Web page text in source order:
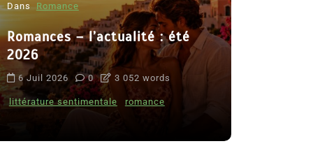
Dans Romance
Romances – l’actualité : été
2026
6 Juil 2026 0 3 052 words
littérature sentimentale romance